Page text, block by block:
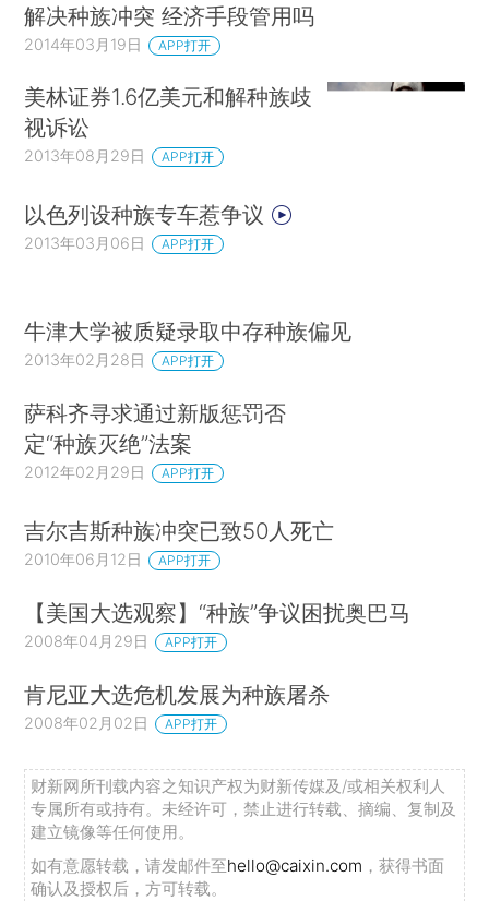
解决种族冲突 经济手段管用吗
2014年03月19日 APP打开
美林证券1.6亿美元和解种族歧
视诉讼
2013年08月29日 APP打开
以色列设种族专车惹争议
2013年03月06日 APP打开
牛津大学被质疑录取中存种族偏见
2013年02月28日 APP打开
萨科齐寻求通过新版惩罚否
定“种族灭绝”法案
2012年02月29日 APP打开
吉尔吉斯种族冲突已致50人死亡
2010年06月12日 APP打开
【美国大选观察】“种族”争议困扰奥巴马
2008年04月29日 APP打开
肯尼亚大选危机发展为种族屠杀
2008年02月02日 APP打开
财新网所刊载内容之知识产权为财新传媒及/或相关权利人
专属所有或持有。未经许可，禁止进行转载、摘编、复制及
建立镜像等任何使用。
如有意愿转载，请发邮件至hello@caixin.com ，获得书面
确认及授权后，方可转载。